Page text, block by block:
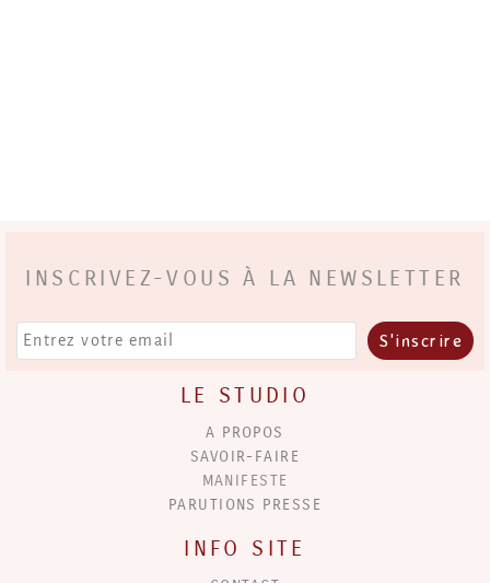
INSCRIVEZ-VOUS À LA NEWSLETTER
LE STUDIO
A PROPOS
SAVOIR-FAIRE
MANIFESTE
PARUTIONS PRESSE
INFO SITE